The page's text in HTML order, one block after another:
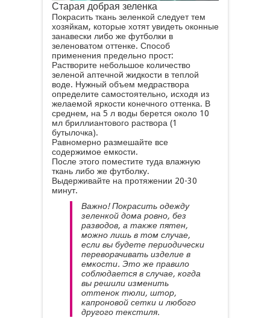
Старая добрая зеленка
Покрасить ткань зеленкой следует тем
хозяйкам, которые хотят увидеть оконные
занавески либо же футболки в
зеленоватом оттенке. Способ
применения предельно прост:
Растворите небольшое количество
зеленой аптечной жидкости в теплой
воде. Нужный объем медраствора
определите самостоятельно, исходя из
желаемой яркости конечного оттенка. В
среднем, на 5 л воды берется около 10
мл бриллиантового раствора (1
бутылочка).
Равномерно размешайте все
содержимое емкости.
После этого поместите туда влажную
ткань либо же футболку.
Выдерживайте на протяжении 20-30
минут.
Важно! Покрасить одежду
зеленкой дома ровно, без
разводов, а также пятен,
можно лишь в том случае,
если вы будете периодически
переворачивать изделие в
емкости. Это же правило
соблюдается в случае, когда
вы решили изменить
оттенок тюли, штор,
капроновой сетки и любого
другого текстиля.